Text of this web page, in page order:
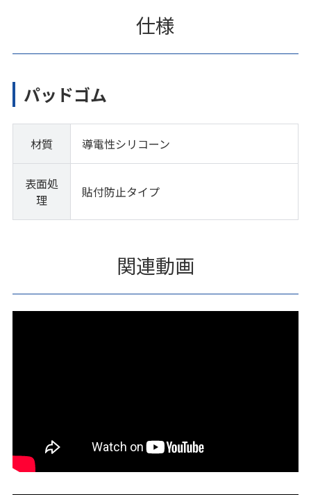
仕様
パッドゴム
材質 導電性シリコーン
表面処
理
貼付防止タイプ
関連動画